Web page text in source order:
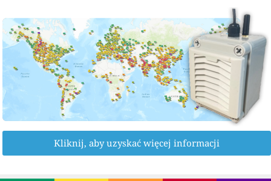
Kliknij, aby uzyskać więcej informacji